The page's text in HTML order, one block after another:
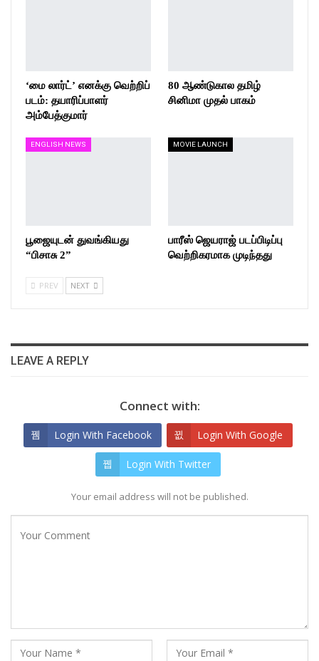
‘மை லார்ட்’ எனக்கு வெற்றிப்
படம்: தயாரிப்பாளர்
அம்பேத்குமார்
80 ஆண்டுகால தமிழ்
சினிமா முதல் பாகம்
ENGLISH NEWS
பூஜையுடன் துவங்கியது
“பிசாசு 2”
MOVIE LAUNCH
பாரீஸ் ஜெயராஜ் படப்பிடிப்பு
வெற்றிகரமாக முடிந்தது
PREV NEXT
LEAVE A REPLY
Connect with:
Login With Facebook Login With Google
Login With Twitter
Your email address will not be published.